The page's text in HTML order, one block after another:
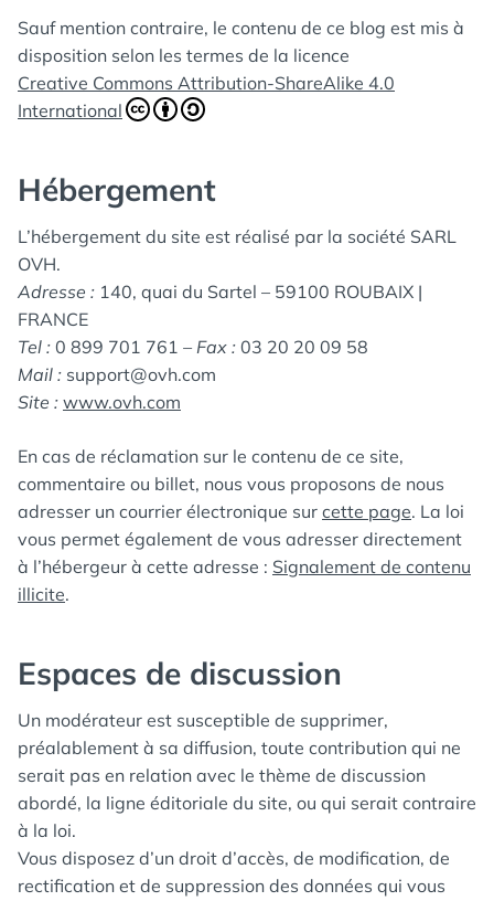
Sauf mention contraire, le contenu de ce blog est mis à
disposition selon les termes de la licence
Creative Commons Attribution-ShareAlike 4.0
International
Hébergement
L’hébergement du site est réalisé par la société SARL
OVH.
Adresse : 140, quai du Sartel – 59100 ROUBAIX |
FRANCE
Tel : 0 899 701 761 – Fax : 03 20 20 09 58
Mail : support@ovh.com
Site : www.ovh.com
En cas de réclamation sur le contenu de ce site,
commentaire ou billet, nous vous proposons de nous
adresser un courrier électronique sur cette page. La loi
vous permet également de vous adresser directement
à l’hébergeur à cette adresse : Signalement de contenu
illicite.
Espaces de discussion
Un modérateur est susceptible de supprimer,
préalablement à sa diffusion, toute contribution qui ne
serait pas en relation avec le thème de discussion
abordé, la ligne éditoriale du site, ou qui serait contraire
à la loi.
Vous disposez d’un droit d’accès, de modification, de
rectification et de suppression des données qui vous